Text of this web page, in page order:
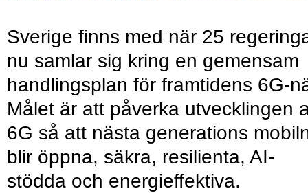
Sverige finns med när 25
nu samlar sig kring en gemensam
handlingsplan för framtidens 6G-
Målet är att påverka utvecklingen
6G så att nästa generations
blir öppna, säkra, resilienta, AI-
stödda och energieffektiva.